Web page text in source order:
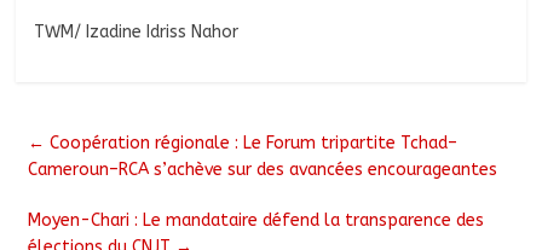
TWM/ Izadine Idriss Nahor
← Coopération régionale : Le Forum tripartite Tchad–
Cameroun–RCA s’achève sur des avancées encourageantes
Moyen-Chari : Le mandataire défend la transparence des